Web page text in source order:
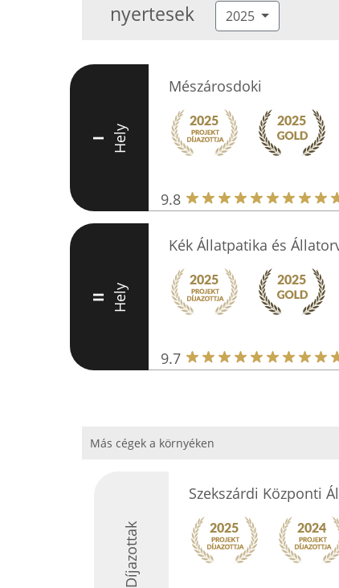
nyertesek 2025
I Hely
Mészárosdoki
9.8
II Hely
Kék Állatpatika és
9.7
Más cégek a környéken
Díjazottak
Szekszárdi Központi